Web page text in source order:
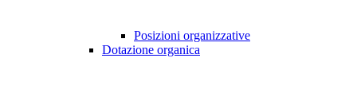
Posizioni organizzative
Dotazione organica